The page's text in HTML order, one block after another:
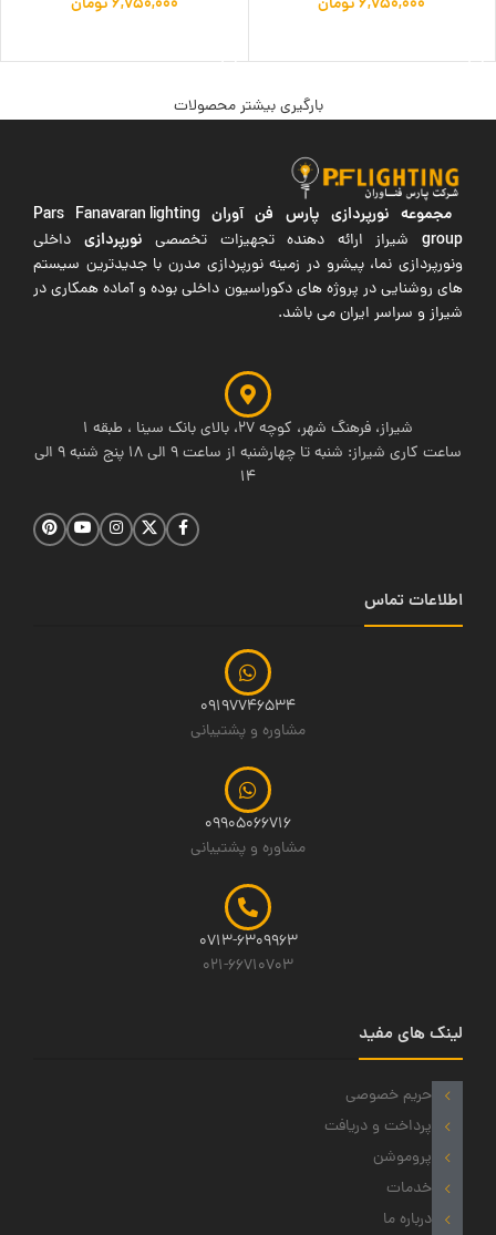
بارگیری بیشتر محصولات
مجموعه نورپردازی پارس فن آوران Pars Fanavaran lighting
groupشیراز ارائه دهنده تجهیزات تخصصی نورپردازی داخلی
ونورپردازی نما، پیشرو در زمینه نورپردازی مدرن با جدیدترین سیستم
های روشنایی در پروژه های دکوراسیون داخلی بوده و آماده همکاری در
شیراز و سراسر ایران می باشد.
شیراز، فرهنگ شهر، کوچه 27، بالای بانک سینا ، طبقه 1
ساعت کاری شیراز: شنبه تا چهارشنبه از ساعت 9 الی 18 پنج شنبه 9 الی
14
اطلاعات تماس
09197746534
مشاوره و پشتیبانی
09905066716
مشاوره و پشتیبانی
0713-6309963
021-66710703
لینک های مفید
حریم خصوصی
پرداخت و دریافت
پروموشن
خدمات
درباره ما